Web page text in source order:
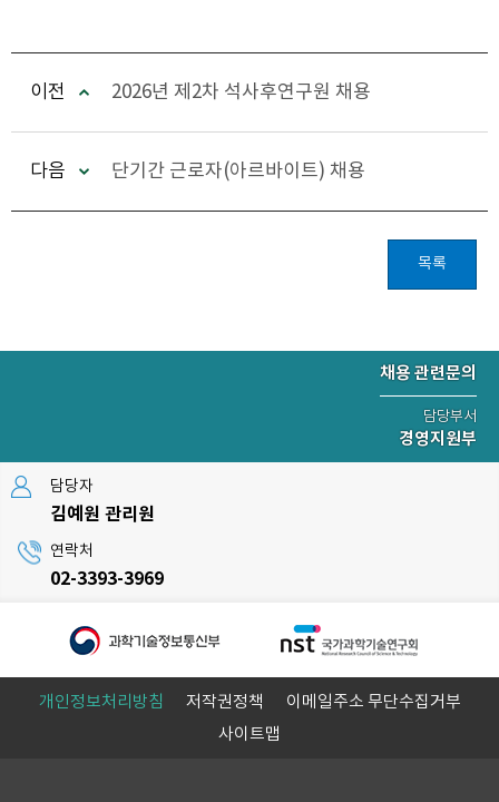
이전 2026년 제2차 석사후연구원 채용
다음 단기간 근로자(아르바이트) 채용
목록
채용 관련문의
담당부서
경영지원부
담당자
김예원 관리원
연락처
02-3393-3969
개인정보처리방침 저작권정책
이메일주소 무단수집거부
사이트맵